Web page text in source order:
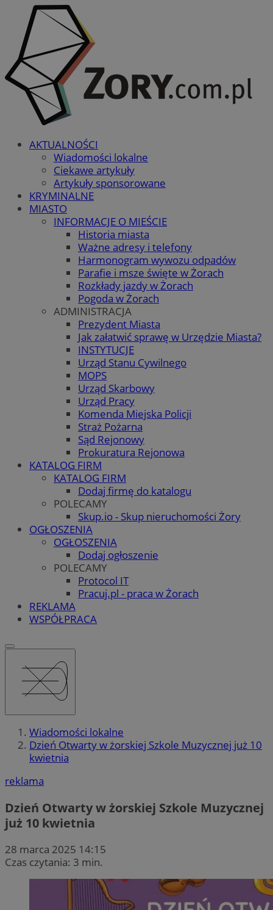
AKTUALNOŚCI
Wiadomości lokalne
Ciekawe artykuły
Artykuły sponsorowane
KRYMINALNE
MIASTO
INFORMACJE O MIEŚCIE
Historia miasta
Ważne adresy i telefony
Harmonogram wywozu odpadów
Parafie i msze święte w Żorach
Rozkłady jazdy w Żorach
Pogoda w Żorach
ADMINISTRACJA
Prezydent Miasta
Jak załatwić sprawę w Urzędzie Miasta?
INSTYTUCJE
Urząd Stanu Cywilnego
MOPS
Urząd Skarbowy
Urząd Pracy
Komenda Miejska Policji
Straż Pożarna
Sąd Rejonowy
Prokuratura Rejonowa
KATALOG FIRM
KATALOG FIRM
Dodaj firmę do katalogu
POLECAMY
Skup.io - Skup nieruchomości Żory
OGŁOSZENIA
OGŁOSZENIA
Dodaj ogłoszenie
POLECAMY
Protocol IT
Pracuj.pl - praca w Żorach
REKLAMA
WSPÓŁPRACA
Wiadomości lokalne
Dzień Otwarty w żorskiej Szkole Muzycznej już 10
kwietnia
reklama
Dzień Otwarty w żorskiej Szkole Muzycznej
już 10 kwietnia
28 marca 2025 14:15
Czas czytania: 3 min.